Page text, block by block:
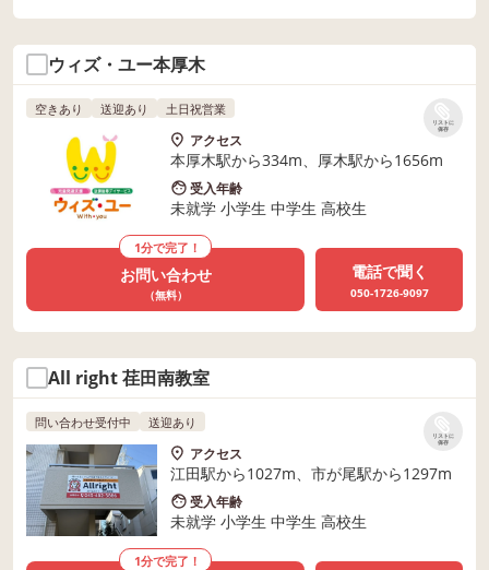
ウィズ・ユー本厚木
リストに
保存
空きあり 送迎あり 土日祝営業
アクセス
本厚木駅から334m、厚木駅から1656m
受入年齢
未就学 小学生 中学生 高校生
1分で完了！
お問い合わせ
（無料）
電話で聞く
050-1726-9097
All right 荏田南教室
リストに
保存
問い合わせ受付中 送迎あり
アクセス
江田駅から1027m、市が尾駅から1297m
受入年齢
未就学 小学生 中学生 高校生
1分で完了！